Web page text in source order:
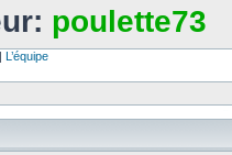
poulette73
| L’équipe